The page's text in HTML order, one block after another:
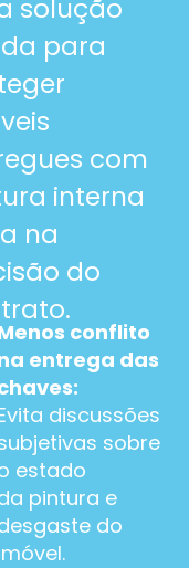
solução
para
com
interna
na
do
conflito
entrega das
discussões
sobre
estado
pintura e
do